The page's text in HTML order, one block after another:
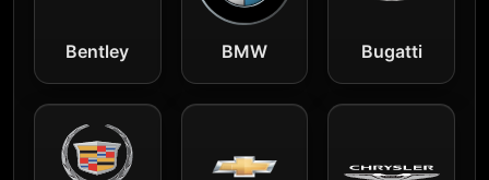
Bentley BMW Bugatti